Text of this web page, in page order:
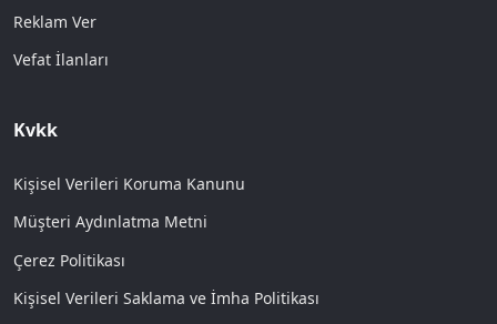
Reklam Ver
Vefat İlanları
Kvkk
Kişisel Verileri Koruma Kanunu
Müşteri Aydınlatma Metni
Çerez Politikası
Kişisel Verileri Saklama ve İmha Politikası